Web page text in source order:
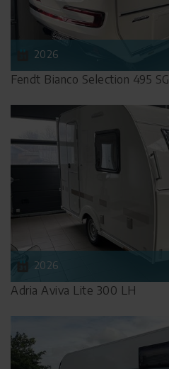
2026
Fendt Bianco Selection 495 SG
2026
Adria Aviva Lite 300 LH